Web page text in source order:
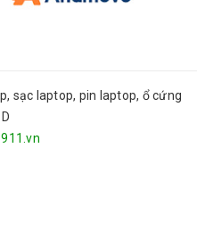
sạc laptop, pin laptop, ổ cứng